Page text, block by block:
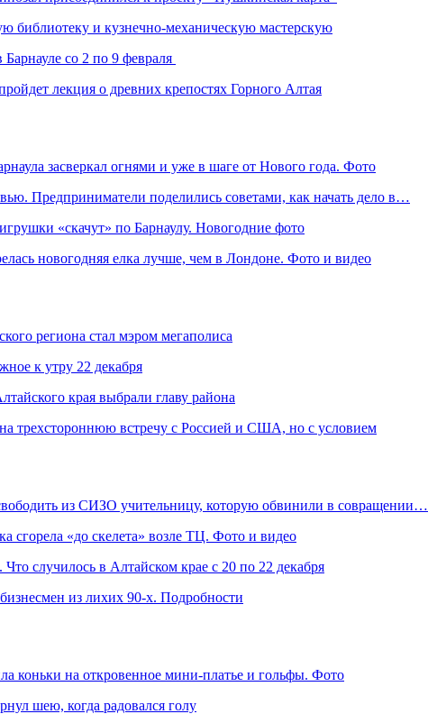
библиотеку и кузнечно-механическую мастерскую
со 2 по 9 февраля
лекция о древних крепостях Горного Алтая
засверкал огнями и уже в шаге от Нового года. Фото
Предприниматели поделились советами, как начать дело в…
«скачут» по Барнаулу. Новогодние фото
новогодняя елка лучше, чем в Лондоне. Фото и видео
региона стал мэром мегаполиса
к утру 22 декабря
края выбрали главу района
на трехстороннюю встречу с Россией и США, но с условием
из СИЗО учительницу, которую обвинили в совращении…
сгорела «до скелета» возле ТЦ. Фото и видео
случилось в Алтайском крае с 20 по 22 декабря
из лихих 90-х. Подробности
коньки на откровенное мини-платье и гольфы. Фото
шею, когда радовался голу